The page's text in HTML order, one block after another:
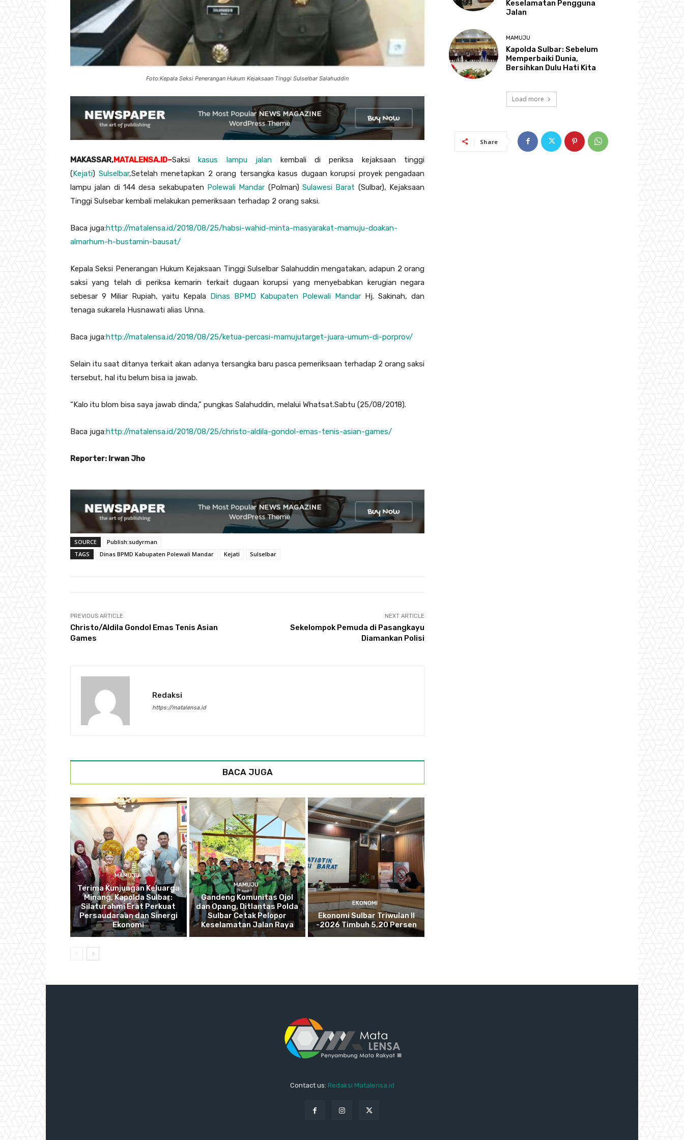
Foto:Kepala Seksi Penerangan Hukum Kejaksaan Tinggi Sulselbar Salahuddin
MAKASSAR,MATALENSA.ID–Saksikasus lampu jalan kembali di periksa kejaksaan tinggi
(Kejati) Sulselbar,Setelah menetapkan 2 orang tersangka kasus dugaan korupsi proyek pengadaan
lampu jalan di 144 desa sekabupaten Polewali Mandar (Polman)Sulawesi Barat (Sulbar), Kejaksaan
Tinggi Sulsebar kembali melakukan pemeriksaan terhadap 2 orang saksi.
Baca juga:http://matalensa.id/2018/08/25/habsi-wahid-minta-masyarakat-mamuju-doakan-
almarhum-h-bustamin-bausat/
Kepala Seksi Penerangan Hukum Kejaksaan Tinggi Sulselbar Salahuddin mengatakan, adapun 2 orang
saksi yang telah di periksa kemarin terkait dugaan korupsi yang menyebabkan kerugian negara
sebesar 9 Miliar Rupiah, yaitu Kepala Dinas BPMD Kabupaten Polewali Mandar Hj. Sakinah, dan
tenaga sukarela Husnawati alias Unna.
Baca juga:http://matalensa.id/2018/08/25/ketua-percasi-mamujutarget-juara-umum-di-porprov/
Selain itu saat ditanya terkait akan adanya tersangka baru pasca pemeriksaan terhadap 2 orang saksi
tersebut, hal itu belum bisa ia jawab.
“Kalo itu blom bisa saya jawab dinda,” pungkas Salahuddin, melalui Whatsat.Sabtu (25/08/2018).
Baca juga:http://matalensa.id/2018/08/25/christo-aldila-gondol-emas-tenis-asian-games/
Reporter: Irwan Jho
SOURCE
Publish:sudyrman
TAGS
Dinas BPMD Kabupaten Polewali Mandar Kejati Sulselbar
PREVIOUS ARTICLE
Christo/Aldila Gondol Emas Tenis Asian
Games
NEXT ARTICLE
Sekelompok Pemuda di Pasangkayu
Diamankan Polisi
Redaksi
https://matalensa.id
BACA JUGA
MAMUJU
Terima Kunjungan Keluarga
Minang, Kapolda Sulbar:
Silaturahmi Erat Perkuat
Persaudaraan dan Sinergi
Ekonomi
MAMUJU
Gandeng Komunitas Ojol
dan Opang, Ditlantas Polda
Sulbar Cetak Pelopor
Keselamatan Jalan Raya
EKONOMI
Ekonomi Sulbar Triwulan II
-2026 Timbuh 5,20 Persen
Keselamatan Pengguna
Jalan
MAMUJU
Kapolda Sulbar: Sebelum
Memperbaiki Dunia,
Bersihkan Dulu Hati Kita
Load more
Share
Contact us: Redaksi Matalensa.id